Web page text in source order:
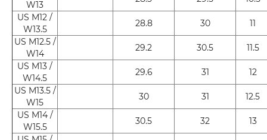
W13
US M12 /
W13.5
28.8 30
11
US M12.5 /
W14
29.2 30.5
11.5
US M13 /
W14.5
29.6 31
12
US M13.5 /
W15
30 31
12.5
US M14 /
W15.5
30.5 32
13